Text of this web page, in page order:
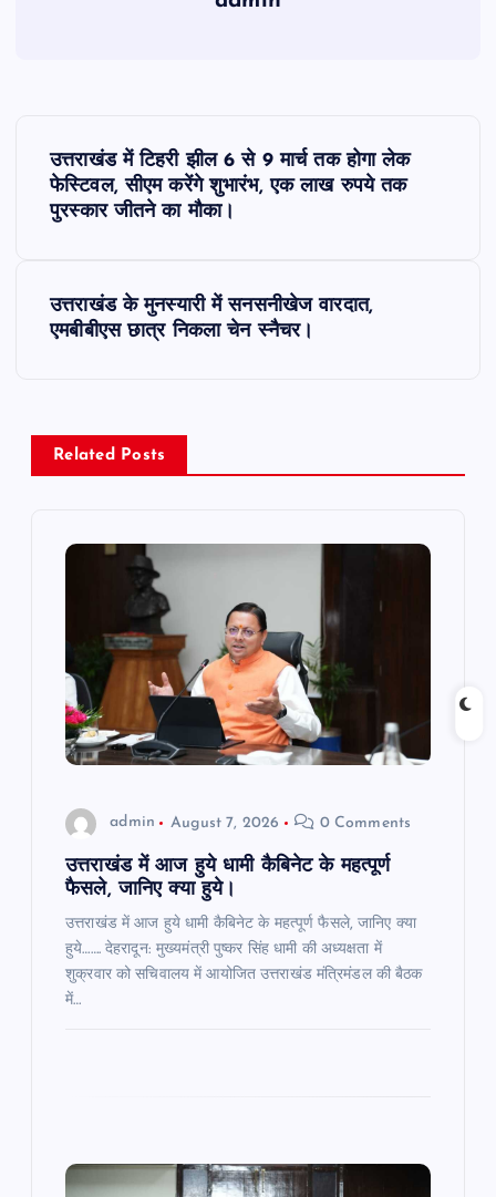
v
उत्तराखंड में टिहरी झील 6 से 9 मार्च तक होगा लेक
फेस्टिवल, सीएम करेंगे शुभारंभ, एक लाख रुपये तक
पुरस्कार जीतने का मौका।
उत्तराखंड के मुनस्यारी में सनसनीखेज वारदात,
एमबीबीएस छात्र निकला चेन स्नैचर।
Related Posts
admin August 7, 2026 0 Comments
उत्तराखंड में आज हुये धामी कैबिनेट के महत्पूर्ण
फैसले, जानिए क्या हुये।
उत्तराखंड में आज हुये धामी कैबिनेट के महत्पूर्ण फैसले, जानिए क्या
हुये……. देहरादून: मुख्यमंत्री पुष्कर सिंह धामी की अध्यक्षता में
शुक्रवार को सचिवालय में आयोजित उत्तराखंड मंत्रिमंडल की बैठक
में…